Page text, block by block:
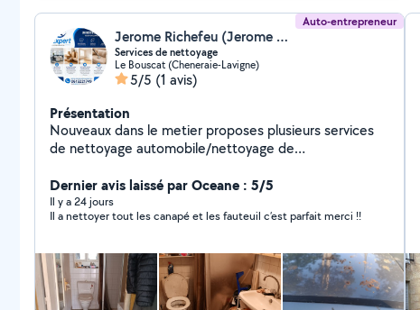
Auto-entrepreneur
Jerome Richefeu (Jerome Richefeu)
Services de nettoyage
Le Bouscat (Cheneraie-Lavigne)
5/5 (1 avis)
Présentation
Nouveaux dans le metier proposes plusieurs services
de nettoyage automobile/nettoyage de
Dernier avis laissé par Oceane : 5/5
Il y a 24 jours
Il a nettoyer tout les canapé et les fauteuil c’est parfait merci !!